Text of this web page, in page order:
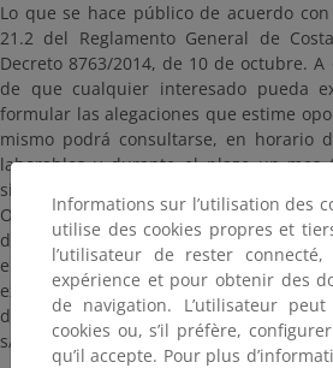
Lo que se hace público de acuerdo
21.2 del Reglamento General de
Decreto 8763/2014, de 10 de octubre.
de que cualquier interesado pueda
formular las alegaciones que estime
mismo podrá consultarse, en horario
laborables y durante el plazo un mes
siguiente al de la publicación del
Oficial de Las Palmas), en la Dirección
de la Costa y del Mar, del Ministerio
en la plaza de San Juan de la Cruz, s/
expediente se encuentra en las
de Costas de Canarias, situadas en la
s/n, 35008 Las Palmas de Gran Canaria
Informations sur l’utilisation des
utilise des cookies propres et
l’utilisateur de rester connecté,
expérience et pour obtenir des
de navigation. L’utilisateur
cookies ou, s’il préfère,
qu’il accepte. Pour plus